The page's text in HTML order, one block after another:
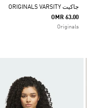
جاكيت ORIGINALS VARSITY
OMR 63.00
Originals